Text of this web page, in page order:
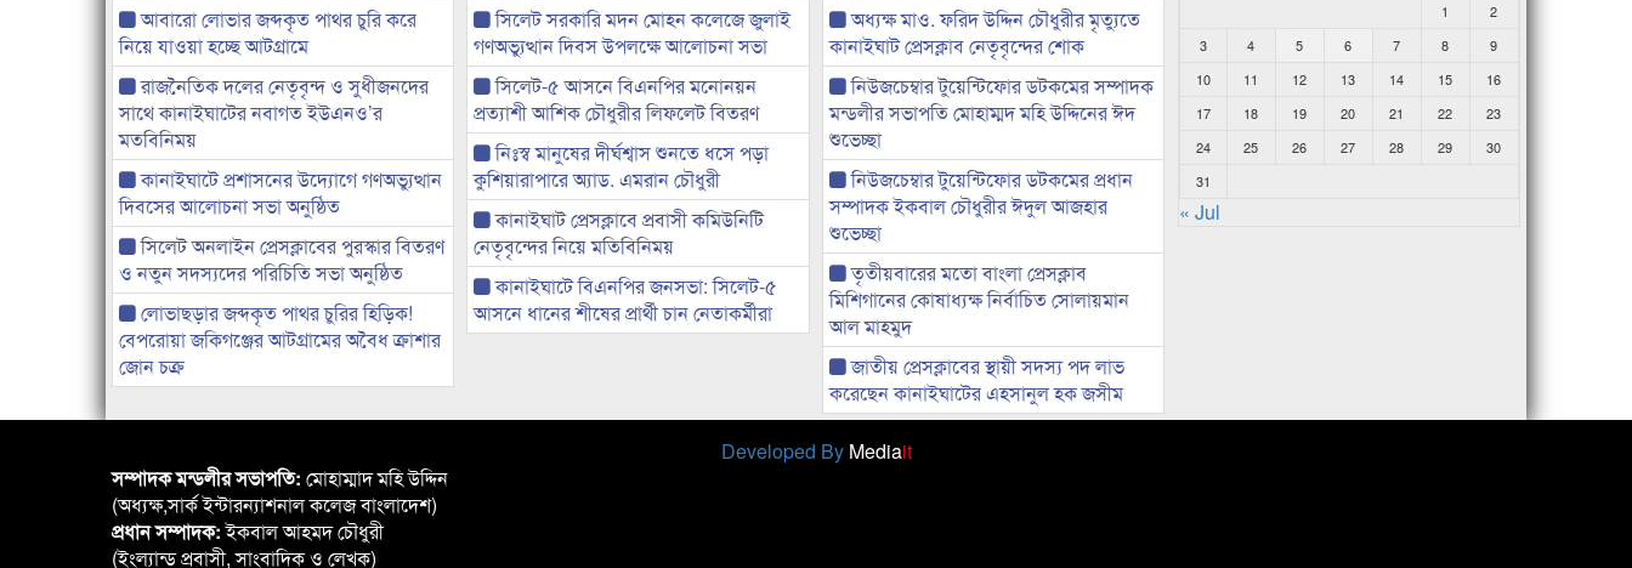
আবারো লোভার জব্দকৃত পাথর চুরি করে
নিয়ে যাওয়া হচ্ছে আটগ্রামে
রাজনৈতিক দলের নেতৃবৃন্দ ও সুধীজনদের
সাথে কানাইঘাটের নবাগত ইউএনও’র
মতবিনিময়
কানাইঘাটে প্রশাসনের উদ্যোগে গণঅভ্যুত্থান
দিবসের আলোচনা সভা অনুষ্ঠিত
সিলেট অনলাইন প্রেসক্লাবের পুরস্কার বিতরণ
ও নতুন সদস্যদের পরিচিতি সভা অনুষ্ঠিত
লোভাছড়ার জব্দকৃত পাথর চুরির হিড়িক!
বেপরোয়া জকিগঞ্জের আটগ্রামের অবৈধ ক্রাশার
জোন চক্র
সিলেট সরকারি মদন মোহন কলেজে জুলাই
গণঅভ্যুত্থান দিবস উপলক্ষে আলোচনা সভা
সিলেট-৫ আসনে বিএনপির মনোনয়ন
প্রত্যাশী আশিক চৌধুরীর লিফলেট বিতরণ
নিঃস্ব মানুষের দীর্ঘশ্বাস শুনতে ধসে পড়া
কুশিয়ারাপারে অ্যাড. এমরান চৌধুরী
কানাইঘাট প্রেসক্লাবে প্রবাসী কমিউনিটি
নেতৃবৃন্দের নিয়ে মতিবিনিময়
কানাইঘাটে বিএনপির জনসভা: সিলেট-৫
আসনে ধানের শীষের প্রার্থী চান নেতাকর্মীরা
অধ্যক্ষ মাও. ফরিদ উদ্দিন চৌধুরীর মৃত্যুতে
কানাইঘাট প্রেসক্লাব নেতৃবৃন্দের শোক
নিউজচেম্বার টুয়েন্টিফোর ডটকমের সম্পাদক
মন্ডলীর সভাপতি মোহাম্মদ মহি উদ্দিনের ঈদ
শুভেচ্ছা
নিউজচেম্বার টুয়েন্টিফোর ডটকমের প্রধান
সম্পাদক ইকবাল চৌধুরীর ঈদুল আজহার
শুভেচ্ছা
তৃতীয়বারের মতো বাংলা প্রেসক্লাব
মিশিগানের কোষাধ্যক্ষ নির্বাচিত সোলায়মান
আল মাহমুদ
জাতীয় প্রেসক্লাবের স্থায়ী সদস্য পদ লাভ
করেছেন কানাইঘাটের এহসানুল হক জসীম
1
2
3
4 5 6 7 8
9
10
11 12 13 14 15
16
17
18 19 20 21 22
23
24
25 26 27 28 29
30
31
« Jul
Developed By Mediait
সম্পাদক মন্ডলীর সভাপতি: মোহাম্মাদ মহি উদ্দিন
(অধ্যক্ষ,সার্ক ইন্টারন্যাশনাল কলেজ বাংলাদেশ)
প্রধান সম্পাদক:ইকবাল আহমদ চৌধুরী
(ইংল্যান্ড প্রবাসী, সাংবাদিক ও লেখক)